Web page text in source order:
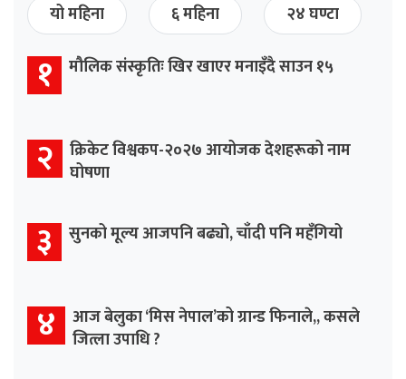
यो महिना
६ महिना २४ घण्टा
१ मौलिक संस्कृतिः खिर खाएर मनाइँदै साउन १५
२ क्रिकेट विश्वकप-२०२७ आयोजक देशहरूको नाम
घोषणा
३ सुनको मूल्य आजपनि बढ्यो, चाँदी पनि महँगियो
४ आज बेलुका ‘मिस नेपाल’को ग्रान्ड फिनाले,, कसले
जित्ला उपाधि ?